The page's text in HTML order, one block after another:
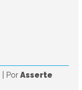
Por Asserte